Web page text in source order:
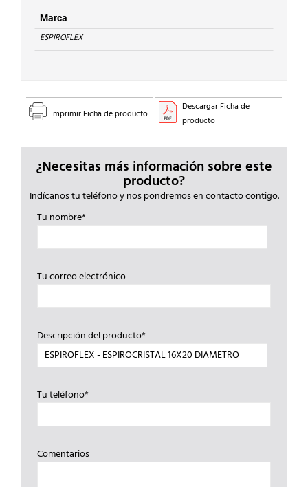
Marca
ESPIROFLEX
Imprimir Ficha de producto
Descargar Ficha de
producto
¿Necesitas más información sobre este
producto?
Indícanos tu teléfono y nos pondremos en contacto contigo.
Tu nombre*
Tu correo electrónico
Descripción del producto*
Tu teléfono*
Comentarios